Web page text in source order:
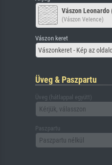
Vászon Leonardo
(Vászon Velence)
Vászon keret
Vászonkeret - Kép az
Üveg & Paszpartu
Üveg (hátlappal együtt)
Kérjük, válasszon
Paszpartu
Paszpartu nélkül